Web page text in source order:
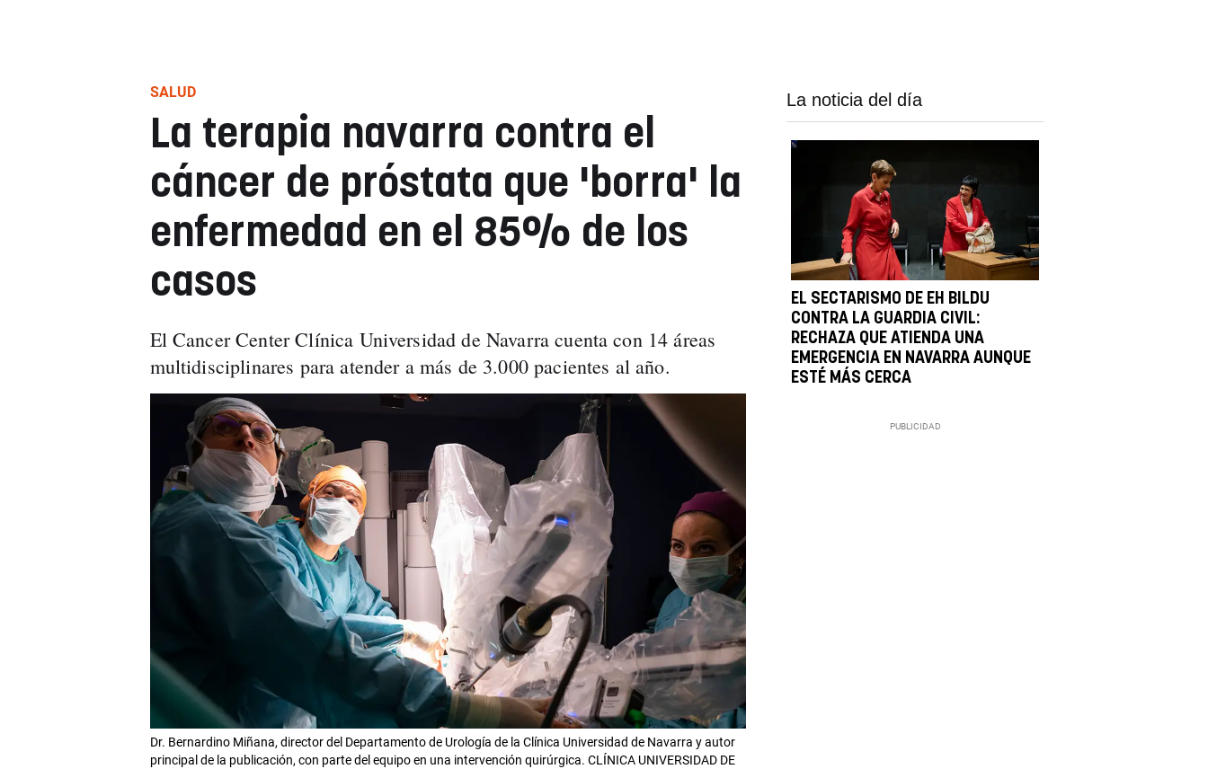
SALUD
La terapia navarra contra el
cáncer de próstata que 'borra' la
enfermedad en el 85% de los
casos
El Cancer Center Clínica Universidad de Navarra cuenta con 14 áreas
multidisciplinares para atender a más de 3.000 pacientes al año.
Dr. Bernardino Miñana, director del Departamento de Urología de la Clínica Universidad de Navarra y autor
principal de la publicación, con parte del equipo en una intervención quirúrgica. CLÍNICA UNIVERSIDAD DE
La noticia del día
EL SECTARISMO DE EH BILDU
CONTRA LA GUARDIA CIVIL:
RECHAZA QUE ATIENDA UNA
EMERGENCIA EN NAVARRA AUNQUE
ESTÉ MÁS CERCA